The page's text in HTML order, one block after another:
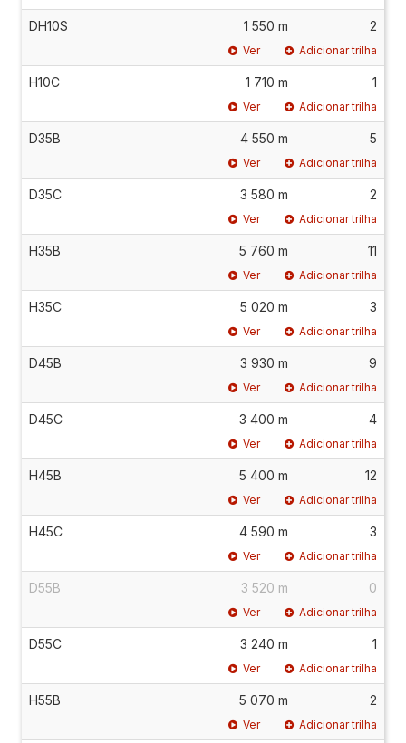
DH10S 1 550 m 2
Ver Adicionar trilha
H10C 1 710 m 1
Ver Adicionar trilha
D35B 4 550 m 5
Ver Adicionar trilha
D35C 3 580 m 2
Ver Adicionar trilha
H35B 5 760 m 11
Ver Adicionar trilha
H35C 5 020 m 3
Ver Adicionar trilha
D45B 3 930 m 9
Ver Adicionar trilha
D45C 3 400 m 4
Ver Adicionar trilha
H45B 5 400 m 12
Ver Adicionar trilha
H45C 4 590 m 3
Ver Adicionar trilha
D55B 3 520 m 0
Ver Adicionar trilha
D55C 3 240 m 1
Ver Adicionar trilha
H55B 5 070 m 2
Ver Adicionar trilha